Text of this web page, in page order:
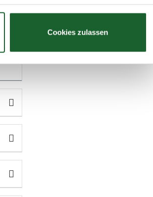
Meter genau sein können
legen Sie Ihre Präferenzen imAbschnitt
zu Ihrer Verwendung unserer
Partner führen diese Informationen
oder die sie im Rahmen Ihrer Nutzung
unsere Webseite weiterhin nutzen.
Cookies zulassen